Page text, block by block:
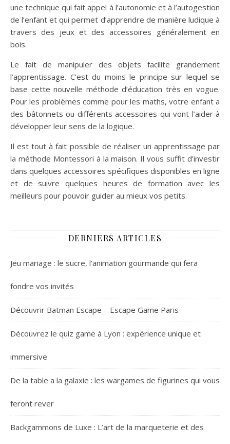
une technique qui fait appel à l’autonomie et à l’autogestion
de l’enfant et qui permet d’apprendre de manière ludique à
travers des jeux et des accessoires généralement en
bois.
Le fait de manipuler des objets facilite grandement
l’apprentissage. C’est du moins le principe sur lequel se
base cette nouvelle méthode d’éducation très en vogue.
Pour les problèmes comme pour les maths, votre enfant a
des bâtonnets ou différents accessoires qui vont l’aider à
développer leur sens de la logique.
Il est tout à fait possible de réaliser un apprentissage par
la méthode Montessori à la maison. Il vous suffit d’investir
dans quelques accessoires spécifiques disponibles en ligne
et de suivre quelques heures de formation avec les
meilleurs pour pouvoir guider au mieux vos petits.
DERNIERS ARTICLES
Jeu mariage : le sucre, l’animation gourmande qui fera
fondre vos invités
Découvrir Batman Escape – Escape Game Paris
Découvrez le quiz game à Lyon : expérience unique et
immersive
De la table a la galaxie : les wargames de figurines qui vous
feront rever
Backgammons de Luxe : L’art de la marqueterie et des